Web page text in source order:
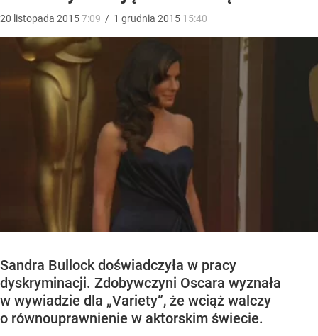
20 listopada 20157:09 / 1 grudnia 2015 15:40
Sandra Bullock doświadczyła w pracy
dyskryminacji. Zdobywczyni Oscara wyznała
w wywiadzie dla „Variety”, że wciąż walczy
o równouprawnienie w aktorskim świecie.